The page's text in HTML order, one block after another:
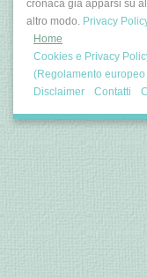
cronaca già apparsi su
altro modo. Privacy
Home
Cookies e Privacy
(Regolamento
Disclaimer
Contatti